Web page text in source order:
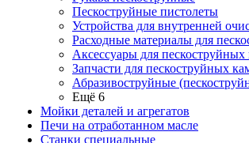
Пескоструйные пистолеты
Устройства для внутренней
Расходные материалы для
Аксессуары для пескоструйных
Запчасти для пескоструйных
Абразивоструйные
Ещё 6
Мойки деталей и агрегатов
Печи на отработанном масле
Станки специальные